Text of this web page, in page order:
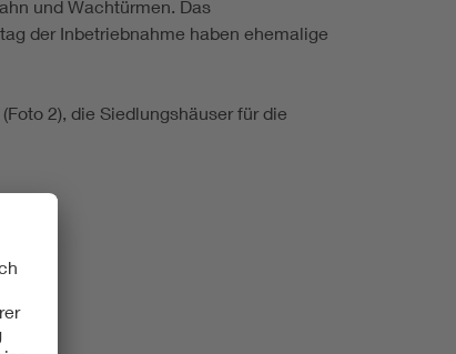
und Wachtürmen. Das
der Inbetriebnahme haben ehemalige
2), die Siedlungshäuser für die